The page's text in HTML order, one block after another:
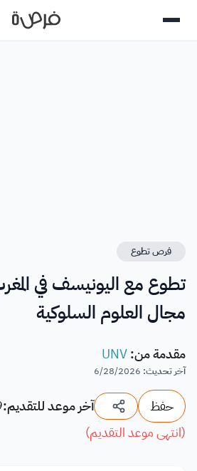
فرص تطوع
مجال العلوم السلوكية
مقدمة من:
UNV
آخر تحديث:
6/28/2026
حفظ آخر موعد للتقديم:
(انتهى موعد التقديم)